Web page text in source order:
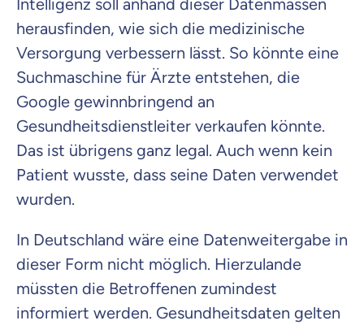
Intelligenz soll anhand dieser Datenmassen
herausfinden, wie sich die medizinische
Versorgung verbessern lässt. So könnte eine
Suchmaschine für Ärzte entstehen, die
Google gewinnbringend an
Gesundheitsdienstleiter verkaufen könnte.
Das ist übrigens ganz legal. Auch wenn kein
Patient wusste, dass seine Daten verwendet
wurden.
In Deutschland wäre eine Datenweitergabe in
dieser Form nicht möglich. Hierzulande
müssten die Betroffenen zumindest
informiert werden. Gesundheitsdaten gelten